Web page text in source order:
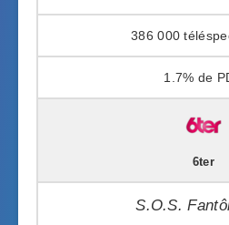
386 000
1.7%
6ter
S.O.S.